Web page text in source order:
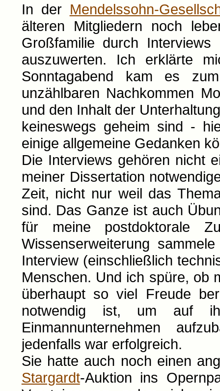
In der Mendelssohn-
älteren Mitgliedern noch
Großfamilie durch
auszuwerten. Ich erklärte
Sonntagabend kam es
unzählbaren Nachkommen
und den Inhalt der
keineswegs geheim sind -
einige allgemeine Gedanken
Die Interviews gehören nicht
meiner Dissertation
Zeit, nicht nur weil das
sind. Das Ganze ist auch
für meine postdoktorale
Wissenserweiterung
Interview (einschließlich
Menschen. Und ich spüre, ob
überhaupt so viel Freude
notwendig ist, um auf
Einmannunternehmen
jedenfalls war erfolgreich.
Sie hatte auch noch einen
Stargardt-Auktion ins